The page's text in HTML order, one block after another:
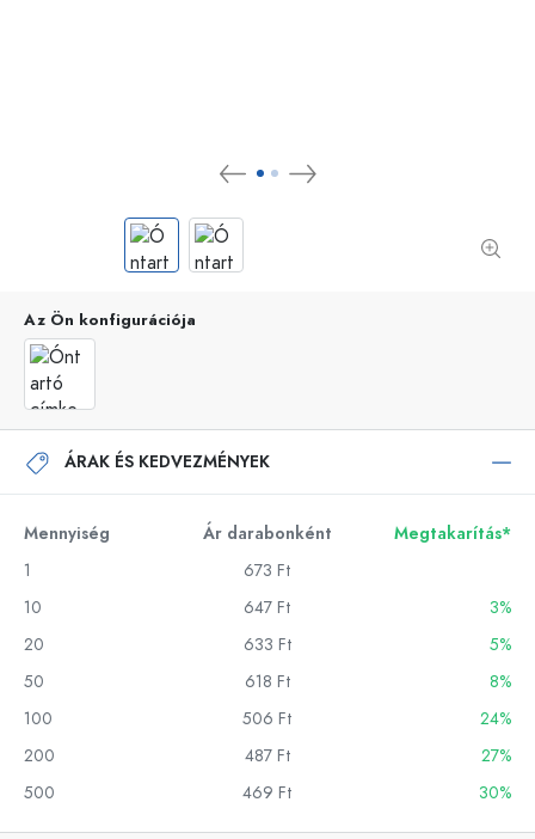
Az Ön konfigurációja
ÁRAK ÉS KEDVEZMÉNYEK
Mennyiség Ár darabonként
Megtakarítás*
1
673 Ft
10
647 Ft
3%
20
633 Ft
5%
50
618 Ft
8%
100
506 Ft
24%
200
487 Ft
27%
500
469 Ft 30%